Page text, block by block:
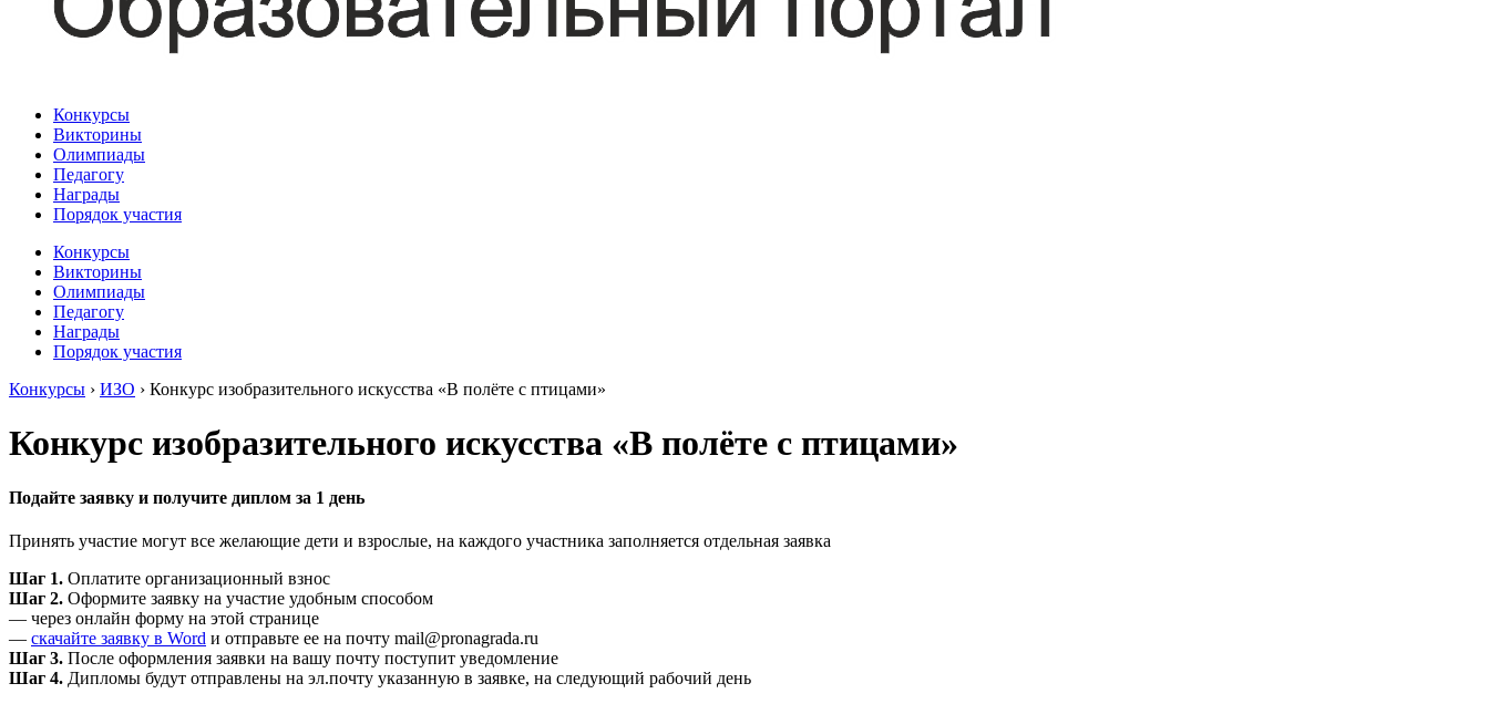
Конкурсы
Викторины
Олимпиады
Педагогу
Награды
Порядок участия
Конкурсы
Викторины
Олимпиады
Педагогу
Награды
Порядок участия
Конкурсы › ИЗО › Конкурс изобразительного искусства «В полёте с птицами»
Конкурс изобразительного искусства «В полёте с птицами»
Подайте заявку и получите диплом за 1 день
Принять участие могут все желающие дети и взрослые, на каждого участника заполняется отдельная заявка
Шаг 1. Оплатите организационный взнос
Шаг 2. Оформите заявку на участие удобным способом
— через онлайн форму на этой странице
— скачайте заявку в Word и отправьте ее на почту mail@pronagrada.ru
Шаг 3. После оформления заявки на вашу почту поступит уведомление
Шаг 4. Дипломы будут отправлены на эл.почту указанную в заявке, на следующий рабочий день